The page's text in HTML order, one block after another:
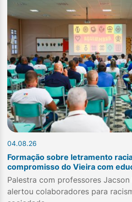
04.08.26
Formação sobre letramento
compromisso do Vieira com
Palestra com professores Jacson
alertou colaboradores para